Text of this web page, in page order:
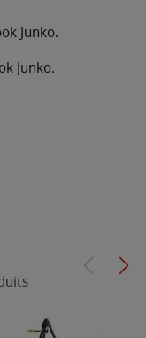
Junko.
Junko.